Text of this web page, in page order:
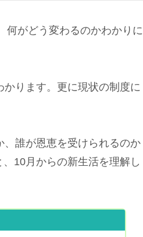
何がどう変わるのかわかりに
ります。更に現状の制度に
誰が恩恵を受けられるのか
10月からの新生活を理解し